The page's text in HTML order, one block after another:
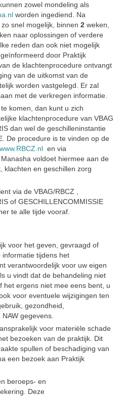
zowel mondeling als
worden ingediend. Na
snel mogelijk, binnen 2 weken,
naar oplossingen of verdere
reden dan ook niet mogelijk
door Praktijk
de klachtenprocedure ontvangt
van de uitkomst van de
worden vastgelegd. Er zal
met de verkregen informatie.
komen, dan kunt u zich
klachtenprocedure van VBAG
dan wel de geschilleninstantie
De procedure is te vinden op de
www.RBCZ.nl en via
voldoet hiermee aan de
klachten en geschillen zorg
via de VBAG/RBCZ ,
of GESCHILLENCOMMISSIE
te alle tijde vooraf.
voor het geven, gevraagd of
tijdens het
verantwoordelijk voor uw eigen
u vindt dat de behandeling niet
het ergens niet mee eens bent, u
voor eventuele wijzigingen ten
gezondheid,
gegevens.
voor materiële schade
bezoeken van de praktijk. Dit
spullen of beschadiging van
een bezoek aan Praktijk
beroeps- en
Deze